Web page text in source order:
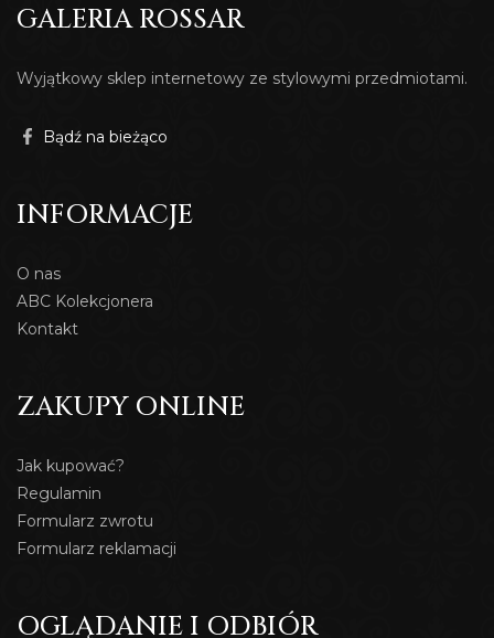
GALERIA ROSSAR
Wyjątkowy sklep internetowy ze stylowymi przedmiotami.
Bądź na bieżąco
INFORMACJE
O nas
ABC Kolekcjonera
Kontakt
ZAKUPY ONLINE
Jak kupować?
Regulamin
Formularz zwrotu
Formularz reklamacji
OGLĄDANIE I ODBIÓR